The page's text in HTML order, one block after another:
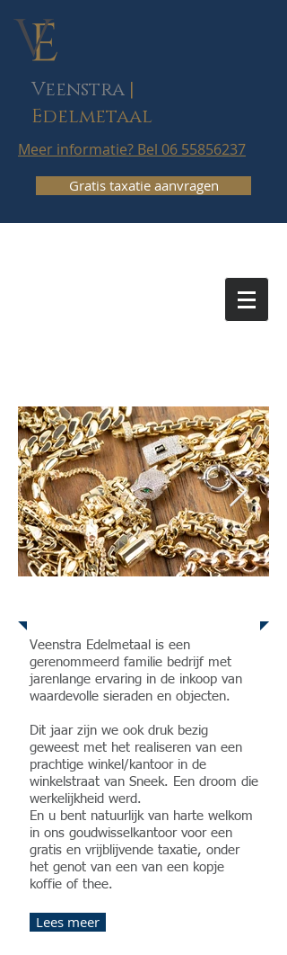
Veenstra |
Edelmetaal
Meer informatie? Bel 06 55856237
Gratis taxatie aanvragen
Veenstra Edelmetaal is een
gerenommeerd familie bedrijf met
jarenlange ervaring in de inkoop van
waardevolle sieraden en objecten.
Dit jaar zijn we ook druk bezig
geweest met het realiseren van een
prachtige winkel/kantoor in de
winkelstraat van Sneek. Een droom die
werkelijkheid werd.
En u bent natuurlijk van harte welkom
in ons goudwisselkantoor voor een
gratis en vrijblijvende taxatie, onder
het genot van een van een kopje
koffie of thee.
Lees meer